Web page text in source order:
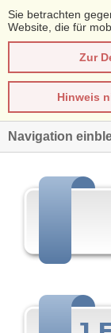
Sie betrachten
Website, die für
Zur
Hinweis
Navigation